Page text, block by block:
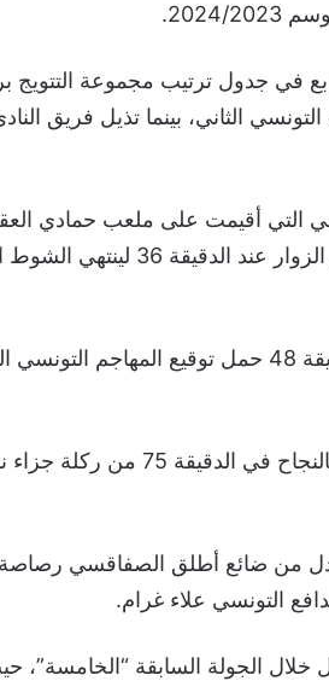
الثاني، بينما تذيل فريق
التي أقيمت على ملعب حمادي
رادس، تسجيل بركات الحميدي لهدف تقدم الزوار عند
وعزز الصفاقسي تقدمه بهدف ثان في الدقيقة 48 حمل توقيع
وتكللت محاولات الإفريقي لتقليص النتيجة
من ضائع أطلق الصفاقسي
التونسي علاء غرام.
الجولة السابقة “الخامسة”،